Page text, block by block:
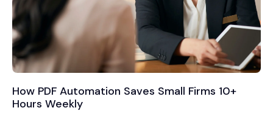
How PDF Automation Saves Small Firms 10+
Hours Weekly